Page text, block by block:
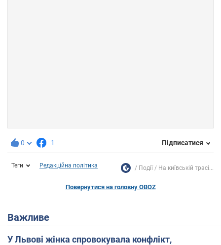
0 1 Підписатися
Теги Редакційна політика Події На київській трасі...
Повернутися на головну OBOZ
Важливе
У Львові жінка спровокувала конфлікт,